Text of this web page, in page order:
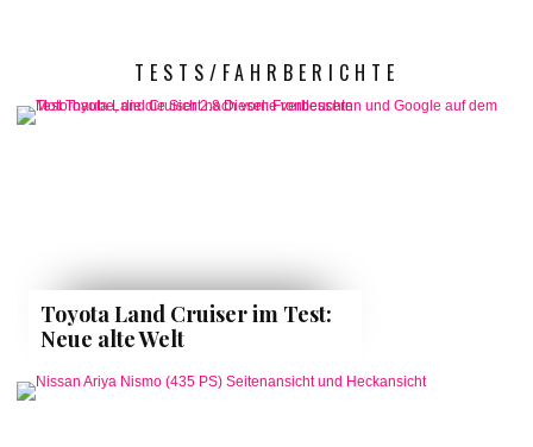
TESTS/FAHRBERICHTE
Toyota Land Cruiser im Test:
Neue alte Welt